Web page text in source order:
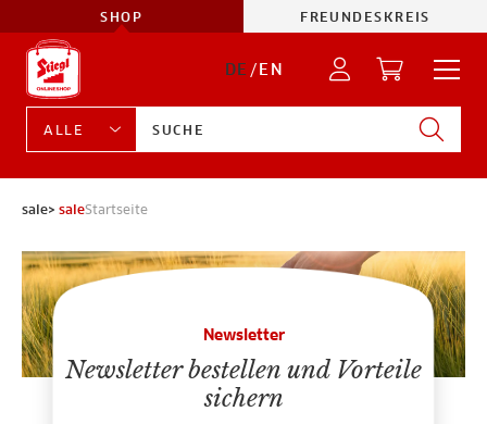
SHOP FREUNDESKREIS
DE/EN
sale> saleStartseite
Newsletter
Newsletter bestellen und Vorteile
sichern